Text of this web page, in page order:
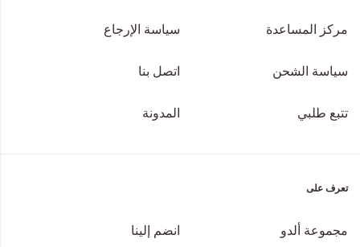
مركز المساعدة سياسة الإرجاع
سياسة الشحن اتصل بنا
تتبع طلبي المدونة
تعرف على
مجموعة ألدو انضم إلينا